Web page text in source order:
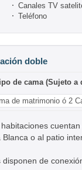
Canales TV
Teléfono
doble
de cama (Sujeto
de matrimonio ó 2
habitaciones
Blanca o al patio
disponen de